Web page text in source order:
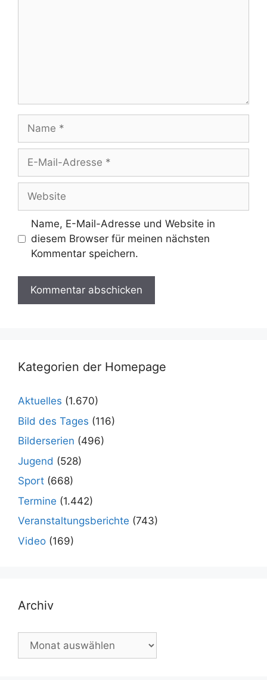
Mail-
Adresse
Name, E-Mail-Adresse und Website in
diesem Browser für meinen nächsten
Kommentar speichern.
Kategorien der Homepage
Aktuelles (1.670)
Bild des Tages (116)
Bilderserien (496)
Jugend (528)
Sport (668)
Termine (1.442)
Veranstaltungsberichte (743)
Video (169)
Archiv
Archiv